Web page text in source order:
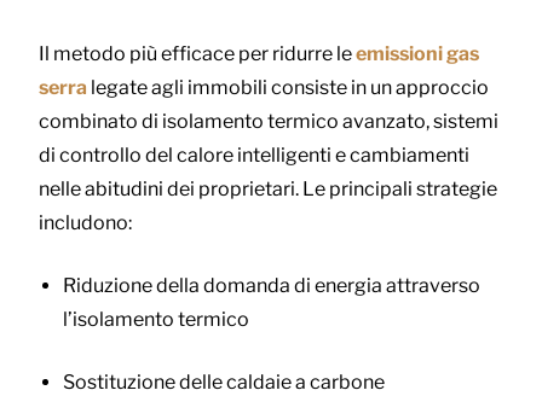
Il metodo più efficace per ridurre leemissioni gas
serra legate agli immobili consiste in un approccio
combinato di isolamento termico avanzato, sistemi
di controllo del calore intelligenti e cambiamenti
nelle abitudini dei proprietari. Le principali strategie
includono:
Riduzione della domanda di energia attraverso
l’isolamento termico
Sostituzione delle caldaie a carbone